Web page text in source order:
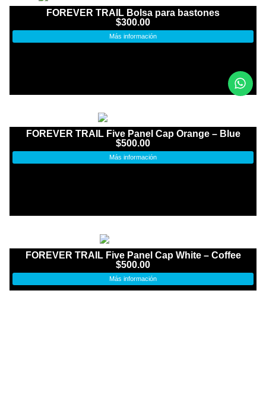
FOREVER TRAIL Bolsa para bastones
$300.00
Más información
FOREVER TRAIL Five Panel Cap Orange – Blue
$500.00
Más información
FOREVER TRAIL Five Panel Cap White – Coffee
$500.00
Más información